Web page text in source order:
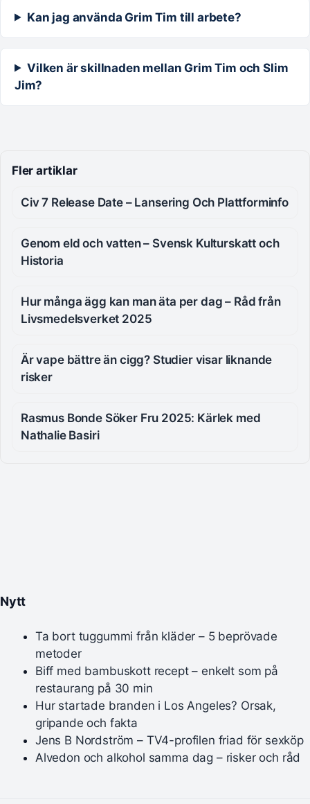
Kan jag använda Grim Tim till arbete?
Vilken är skillnaden mellan Grim Tim och Slim
Jim?
Fler artiklar
Civ 7 Release Date – Lansering Och Plattforminfo
Genom eld och vatten – Svensk Kulturskatt och
Historia
Hur många ägg kan man äta per dag – Råd från
Livsmedelsverket 2025
Är vape bättre än cigg? Studier visar liknande
risker
Rasmus Bonde Söker Fru 2025: Kärlek med
Nathalie Basiri
Nytt
Ta bort tuggummi från kläder – 5 beprövade
metoder
Biff med bambuskott recept – enkelt som på
restaurang på 30 min
Hur startade branden i Los Angeles? Orsak,
gripande och fakta
Jens B Nordström – TV4-profilen friad för sexköp
Alvedon och alkohol samma dag – risker och råd